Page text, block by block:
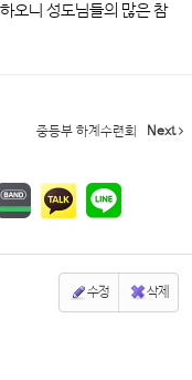
오니 성도님들의 많은 참
중등부 하계수련회 Next
수정 삭제